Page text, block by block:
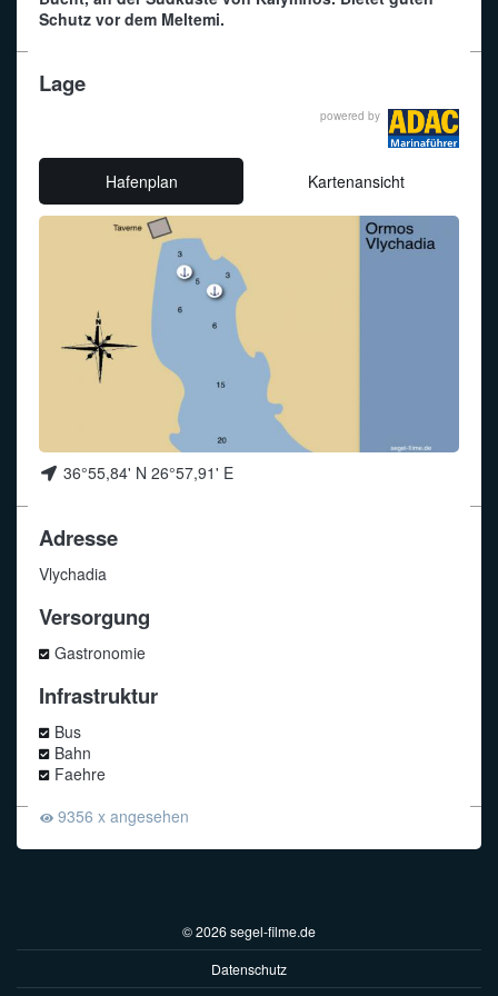
Schutz vor dem Meltemi.
Lage
powered by
Hafenplan Kartenansicht
36°55,84' N 26°57,91' E
Adresse
Vlychadia
Versorgung
Gastronomie
Infrastruktur
Bus
Bahn
Faehre
9356 x angesehen
© 2026 segel-filme.de
Datenschutz